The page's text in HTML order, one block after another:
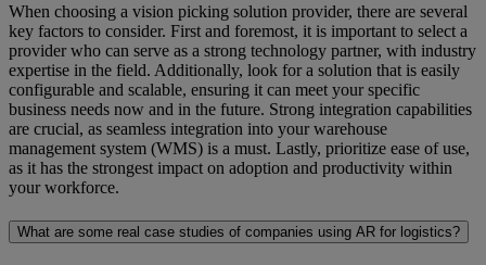
When choosing a vision picking solution provider, there are several
key factors to consider. First and foremost, it is important to select a
provider who can serve as a strong technology partner, with industry
expertise in the field. Additionally, look for a solution that is easily
configurable and scalable, ensuring it can meet your specific
business needs now and in the future. Strong integration capabilities
are crucial, as seamless integration into your warehouse
management system (WMS) is a must. Lastly, prioritize ease of use,
as it has the strongest impact on adoption and productivity within
your workforce.
What are some real case studies of companies using AR for logistics?